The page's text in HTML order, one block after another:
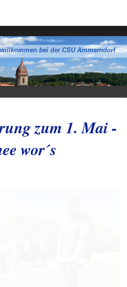
bei der CSU Ammerndorf
zum 1. Mai -
wor´s